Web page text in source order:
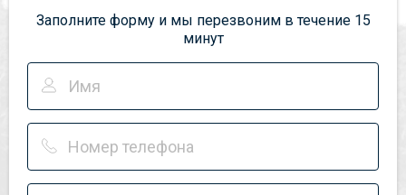
Заполните форму и мы перезвоним в течение 15
минут